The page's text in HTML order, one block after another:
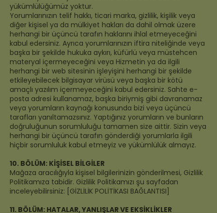
yükümlülüğümüz yoktur.
Yorumlarınızın telif hakkı, ticari marka, gizlilik, kişilik veya
diğer kişisel ya da mülkiyet hakları da dahil olmak üzere
herhangi bir üçüncü tarafın haklarını ihlal etmeyeceğini
kabul edersiniz. Ayrıca yorumlarınızın iftira niteliğinde veya
başka bir şekilde hukuka aykırı, küfürlü veya müstehcen
materyal içermeyeceğini veya Hizmetin ya da ilgili
herhangi bir web sitesinin işleyişini herhangi bir şekilde
etkileyebilecek bilgisayar virüsü veya başka bir kötü
amaçlı yazılım içermeyeceğini kabul edersiniz. Sahte e-
posta adresi kullanamaz, başka biriymiş gibi davranamaz
veya yorumların kaynağı konusunda bizi veya üçüncü
tarafları yanıltamazsınız. Yaptığınız yorumların ve bunların
doğruluğunun sorumluluğu tamamen size aittir. Sizin veya
herhangi bir üçüncü tarafın gönderdiği yorumlarla ilgili
hiçbir sorumluluk kabul etmeyiz ve yükümlülük almayız.
10. BÖLÜM: KİŞİSEL BİLGİLER
Mağaza aracılığıyla kişisel bilgilerinizin gönderilmesi, Gizlilik
Politikamıza tabidir. Gizlilik Politikamızı şu sayfadan
inceleyebilirsiniz: [GİZLİLİK POLİTİKASI BAĞLANTISI]
11. BÖLÜM: HATALAR, YANLIŞLAR VE EKSİKLİKLER